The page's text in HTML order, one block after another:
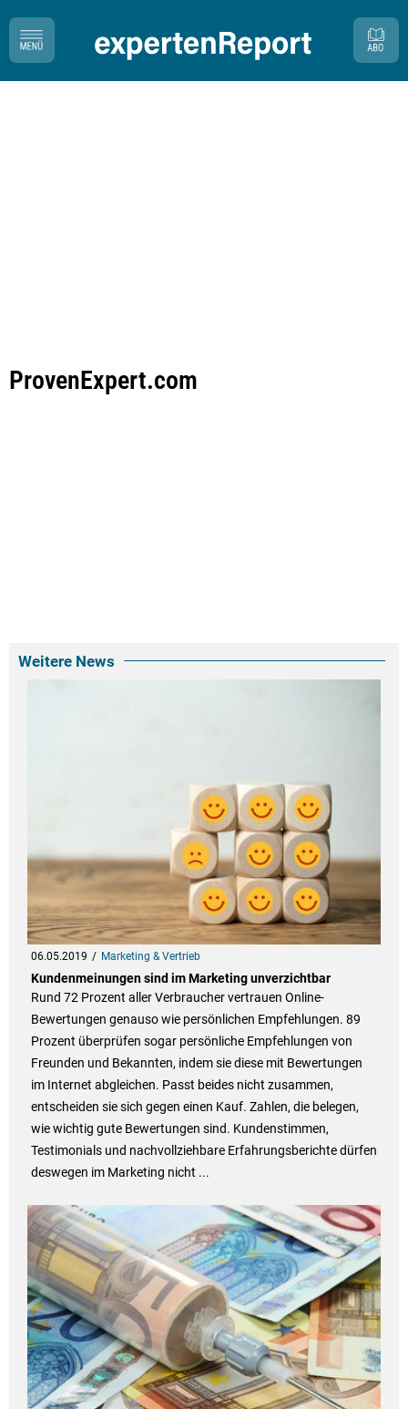
ProvenExpert.com
Weitere News
06.05.2019 Marketing & Vertrieb
Kundenmeinungen sind im Marketing unverzichtbar
Rund 72 Prozent aller Verbraucher vertrauen Online-
Bewertungen genauso wie persönlichen Empfehlungen. 89
Prozent überprüfen sogar persönliche Empfehlungen von
Freunden und Bekannten, indem sie diese mit Bewertungen
im Internet abgleichen. Passt beides nicht zusammen,
entscheiden sie sich gegen einen Kauf. Zahlen, die belegen,
wie wichtig gute Bewertungen sind. Kundenstimmen,
Testimonials und nachvollziehbare Erfahrungsberichte dürfen
deswegen im Marketing nicht ...